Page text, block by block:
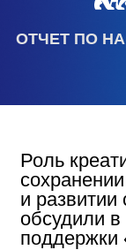
ОТЧЕТ ПО
Роль
и
обсудили
поддержки